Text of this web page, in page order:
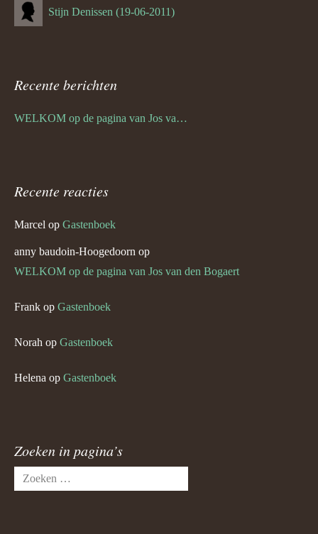
Stijn Denissen (19-06-2011)
Recente berichten
WELKOM op de pagina van Jos van den Bogaert
Recente reacties
Marcel op Gastenboek
anny baudoin-Hoogedoorn op
WELKOM op de pagina van Jos van den Bogaert
Frank op Gastenboek
Norah op Gastenboek
Helena op Gastenboek
Zoeken in pagina’s
Zoeken
naar: